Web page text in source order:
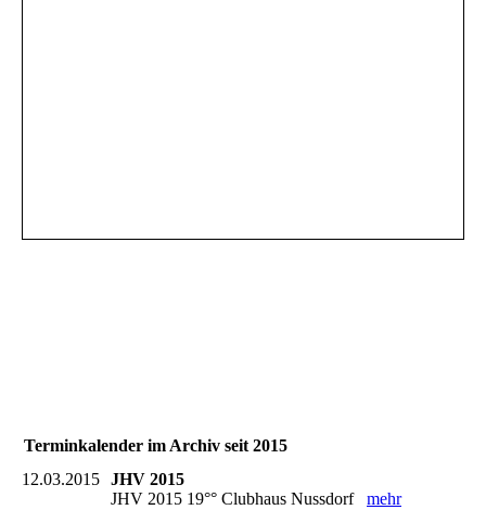
Terminkalender im Archiv seit 2015
12.03.2015 JHV 2015
JHV 2015 19°° Clubhaus Nussdorf mehr